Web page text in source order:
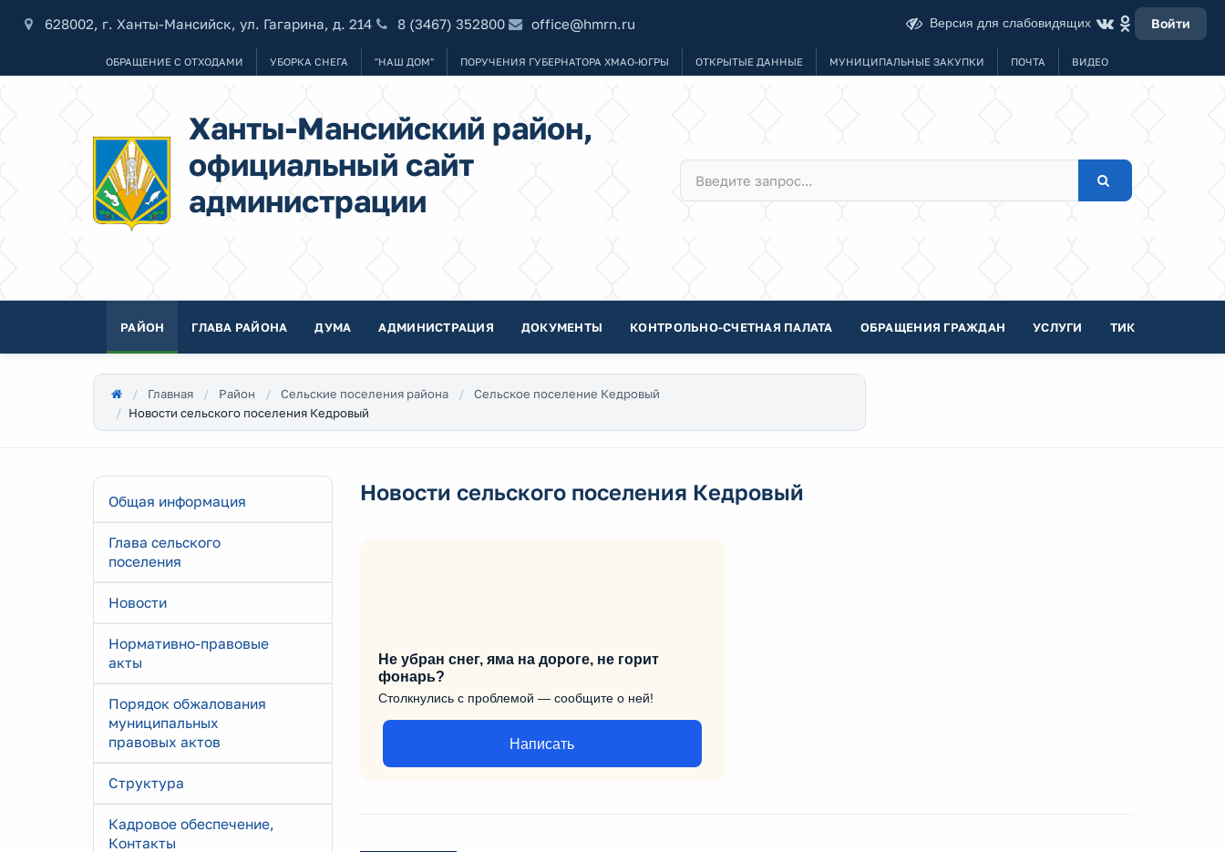
628002, г. Ханты-Мансийск, ул. Гагарина, д. 214 8 (3467) 352800 office@hmrn.ru Версия для слабовидящих Войти
ОБРАЩЕНИЕ С ОТХОДАМИ УБОРКА СНЕГА "НАШ ДОМ" ПОРУЧЕНИЯ ГУБЕРНАТОРА ХМАО-ЮГРЫ ОТКРЫТЫЕ ДАННЫЕ МУНИЦИПАЛЬНЫЕ ЗАКУПКИ ПОЧТА ВИДЕО
Ханты-Мансийский район,
официальный сайт
администрации
РАЙОН ГЛАВА РАЙОНА ДУМА АДМИНИСТРАЦИЯ ДОКУМЕНТЫ КОНТРОЛЬНО-СЧЕТНАЯ ПАЛАТА ОБРАЩЕНИЯ ГРАЖДАН УСЛУГИ ТИК
Главная Район Сельские поселения района
Сельское поселение Кедровый
Новости сельского поселения Кедровый
Общая информация
Глава сельского
поселения
Новости
Нормативно-правовые
акты
Порядок обжалования
муниципальных
правовых актов
Структура
Кадровое обеспечение,
Контакты
Новости сельского поселения Кедровый
Не убран снег, яма на дороге, не горит
фонарь?
Столкнулись с проблемой — сообщите о ней!
Написать